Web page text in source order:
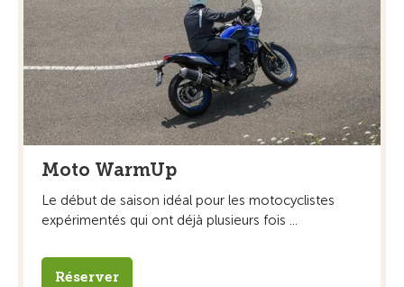
Moto WarmUp
Le début de saison idéal pour les motocyclistes
expérimentés qui ont déjà plusieurs fois ...
Réserver